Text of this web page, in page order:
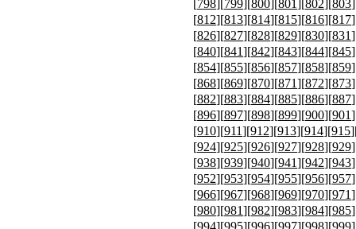
[798][799][800][801][802][803
[812][813][814][815][816][817
[826][827][828][829][830][831
[840][841][842][843][844][845
[854][855][856][857][858][859
[868][869][870][871][872][873
[882][883][884][885][886][887
[896][897][898][899][900][901
[910][911][912][913][914][915
[924][925][926][927][928][929
[938][939][940][941][942][943
[952][953][954][955][956][957
[966][967][968][969][970][971
[980][981][982][983][984][985